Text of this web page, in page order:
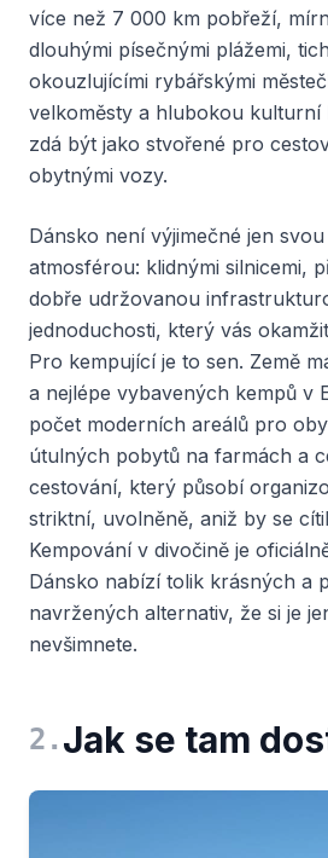
více než 7 000 km pobřeží,
dlouhými písečnými plážemi,
okouzlujícími rybářskými
velkoměsty a hlubokou kulturní
zdá být jako stvořené pro
obytnými vozy.
Dánsko není výjimečné jen
atmosférou: klidnými silnicemi,
dobře udržovanou
jednoduchosti, který vás
Pro kempující je to sen. Země
a nejlépe vybavených kempů v
počet moderních areálů pro
útulných pobytů na farmách a
cestování, který působí
striktní, uvolněně, aniž by se
Kempování v divočině je
Dánsko nabízí tolik krásných a
navržených alternativ, že si je
nevšimnete.
2 . Jak se tam